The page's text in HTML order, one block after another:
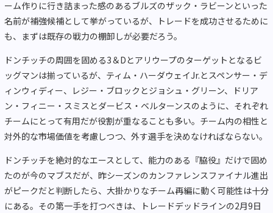
ーム作りに行き詰まった感のあるブルズのザック・ラビーンといった
名前が補強候補として挙がっているが、トレードを成功させるために
も、まずは既存の戦力の棚卸しが必要だろう。
ドンチッチの周囲を固める3＆Dとアリウープのターゲットとなるビ
ッグマンは揃っているが、ティム・ハーダウェイJr.とスペンサー・デ
ィンウィディー、レジー・ブロックとジョシュ・グリーン、ドリア
ン・フィニー・スミスとダービス・ベルターンスのように、それぞれ
チームにとって有用だが役割が重なることも多い。チーム内の相性と
対外的な市場価値を考慮しつつ、外す選手を決めなければならない。
ドンチッチを絶対的なエースとして、能力のある『脇役』だけで固め
たのが今のマブスだが、昨シーズンのカンファレンスファイナル進出
がピークだと判断したら、大掛かりなチーム再編に動く可能性は十分
にある。その第一手を打つべきは、トレードデッドラインの2月9日